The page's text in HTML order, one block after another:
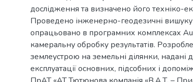
дослідження та визначено його техніко-
Проведено інженерно-геодезичні
опрацьовано в програмних комплексах
камеральну обробку результатів.
землеустрою на земельні ділянки, надані
експлуатації основних, підсобних і